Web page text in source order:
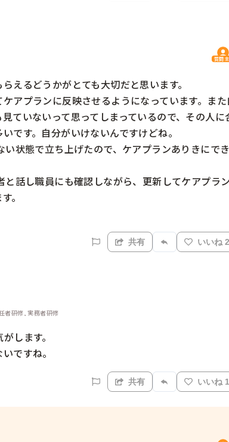
質問主
えるどうかがとても大切だと思います。
アプランに反映させるようになっています。また
ていないって思ってしまっているので、その人に
です。自分がいけないんですけどね。
状態で立ち上げたので、ケアプランありきにでき
話し職員にも確認しながら、更新してケアプラン
。
共有 いいね 2
者研修, 実務者研修
します。
ですね。
共有 いいね 1